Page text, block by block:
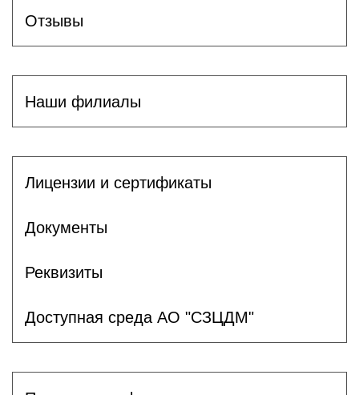
Отзывы
Наши филиалы
Лицензии и сертификаты
Документы
Реквизиты
Доступная среда АО "СЗЦДМ"